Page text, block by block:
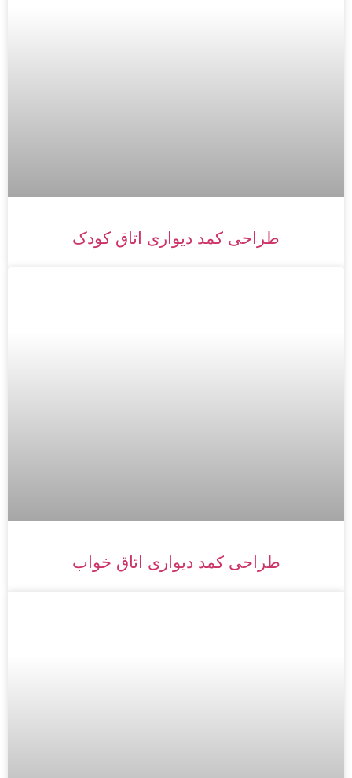
طراحی کمد دیواری اتاق کودک
طراحی کمد دیواری اتاق خواب